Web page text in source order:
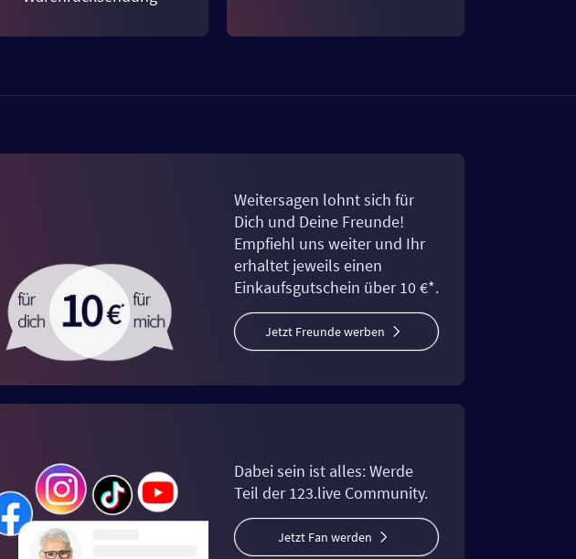
Weitersagen lohnt sich für
Dich und Deine Freunde!
Empfiehl uns weiter und Ihr
erhaltet jeweils einen
Einkaufsgutschein über 10 €*.
Jetzt Freunde werben
Dabei sein ist alles: Werde
Teil der 123.live Community.
Jetzt Fan werden